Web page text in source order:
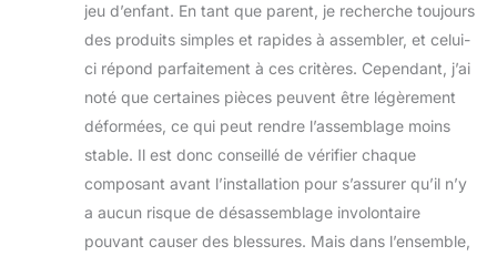
jeu d’enfant. En tant que parent, je recherche toujours
des produits simples et rapides à assembler, et celui-
ci répond parfaitement à ces critères. Cependant, j’ai
noté que certaines pièces peuvent être légèrement
déformées, ce qui peut rendre l’assemblage moins
stable. Il est donc conseillé de vérifier chaque
composant avant l’installation pour s’assurer qu’il n’y
a aucun risque de désassemblage involontaire
pouvant causer des blessures. Mais dans l’ensemble,